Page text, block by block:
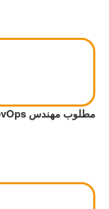
مطلوب مهندس DevOps